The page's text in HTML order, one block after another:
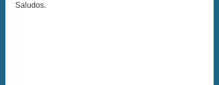
Saludos.